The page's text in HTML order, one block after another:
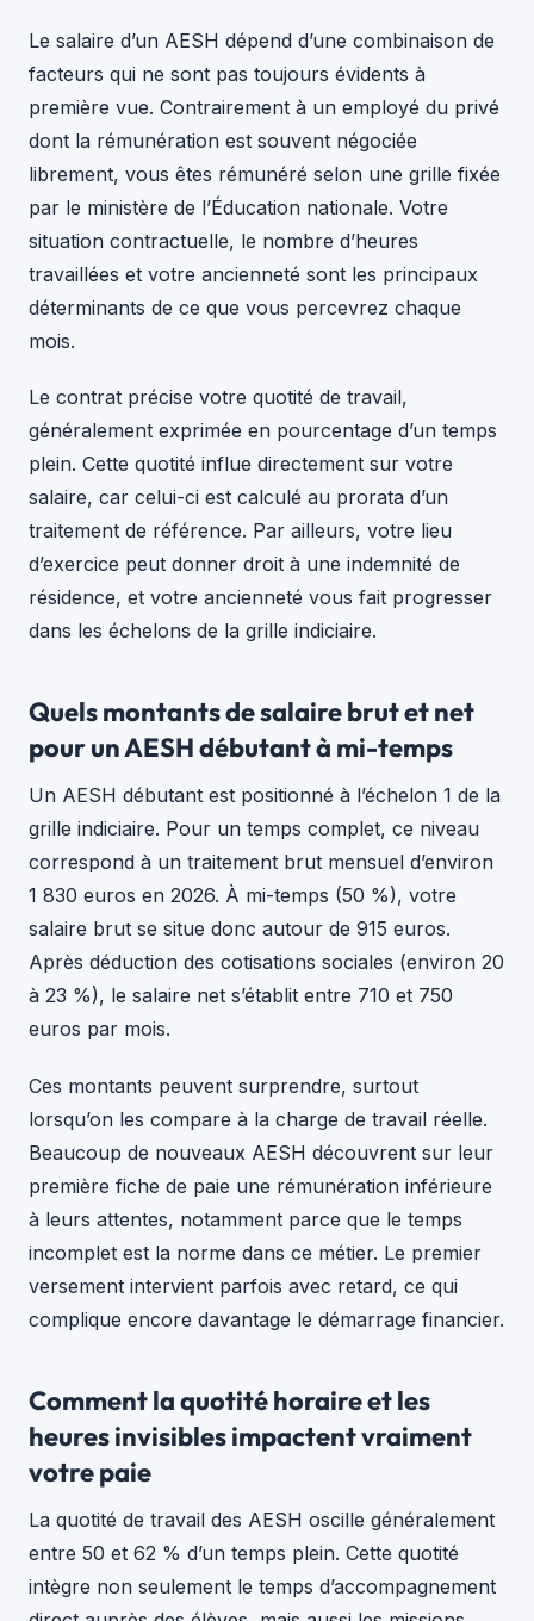
Le salaire d’un AESH dépend d’une combinaison de
facteurs qui ne sont pas toujours évidents à
première vue. Contrairement à un employé du privé
dont la rémunération est souvent négociée
librement, vous êtes rémunéré selon une grille fixée
par le ministère de l’Éducation nationale. Votre
situation contractuelle, le nombre d’heures
travaillées et votre ancienneté sont les principaux
déterminants de ce que vous percevrez chaque
mois.
Le contrat précise votre quotité de travail,
généralement exprimée en pourcentage d’un temps
plein. Cette quotité influe directement sur votre
salaire, car celui-ci est calculé au prorata d’un
traitement de référence. Par ailleurs, votre lieu
d’exercice peut donner droit à une indemnité de
résidence, et votre ancienneté vous fait progresser
dans les échelons de la grille indiciaire.
Quels montants de salaire brut et net
pour un AESH débutant à mi-temps
Un AESH débutant est positionné à l’échelon 1 de la
grille indiciaire. Pour un temps complet, ce niveau
correspond à un traitement brut mensuel d’environ
1 830 euros en 2026. À mi-temps (50 %), votre
salaire brut se situe donc autour de 915 euros.
Après déduction des cotisations sociales (environ 20
à 23 %), le salaire net s’établit entre 710 et 750
euros par mois.
Ces montants peuvent surprendre, surtout
lorsqu’on les compare à la charge de travail réelle.
Beaucoup de nouveaux AESH découvrent sur leur
première fiche de paie une rémunération inférieure
à leurs attentes, notamment parce que le temps
incomplet est la norme dans ce métier. Le premier
versement intervient parfois avec retard, ce qui
complique encore davantage le démarrage financier.
Comment la quotité horaire et les
heures invisibles impactent vraiment
votre paie
La quotité de travail des AESH oscille généralement
entre 50 et 62 % d’un temps plein. Cette quotité
intègre non seulement le temps d’accompagnement